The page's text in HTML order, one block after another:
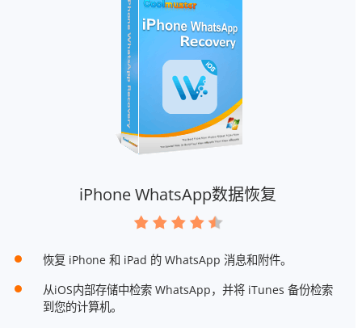
iPhone WhatsApp数据恢复
恢复 iPhone 和 iPad 的 WhatsApp 消息和附件。
从iOS内部存储中检索 WhatsApp，并将 iTunes 备份检索
到您的计算机。